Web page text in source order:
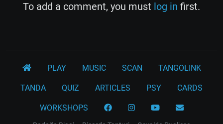
To add a comment, you must log in first.
PLAY MUSIC SCAN TANGOLINK
TANDA QUIZ ARTICLES PSY CARDS
WORKSHOPS